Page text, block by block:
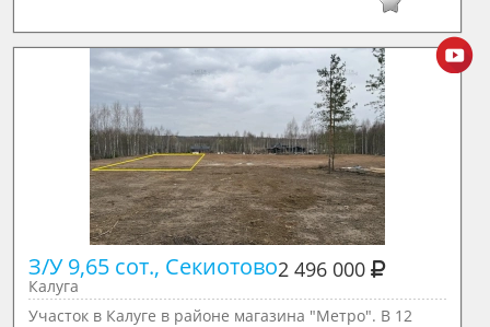
З/У 9,65 сот., Секиотово2 496 000
Калуга
Участок в Калуге в районе магазина "Метро". В 12